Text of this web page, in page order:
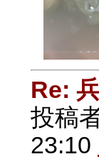
Re:
投稿
23:10